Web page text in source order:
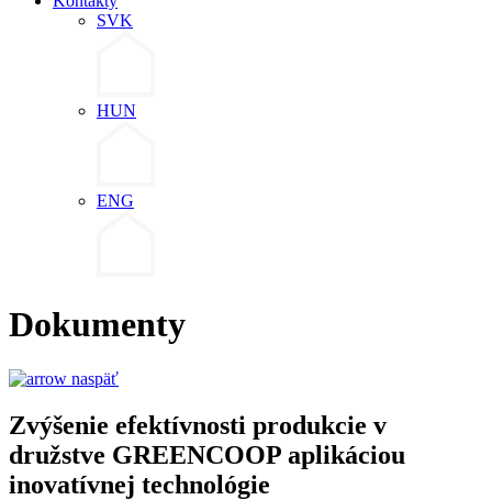
SVK
HUN
ENG
Dokumenty
naspäť
Zvýšenie efektívnosti produkcie v
družstve GREENCOOP aplikáciou
inovatívnej technológie